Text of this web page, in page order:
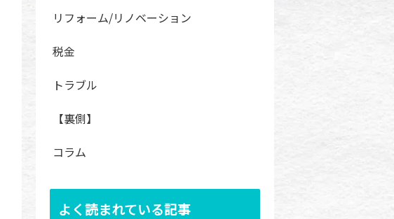
リフォーム/リノベーション
税金
トラブル
【裏側】
コラム
よく読まれている記事